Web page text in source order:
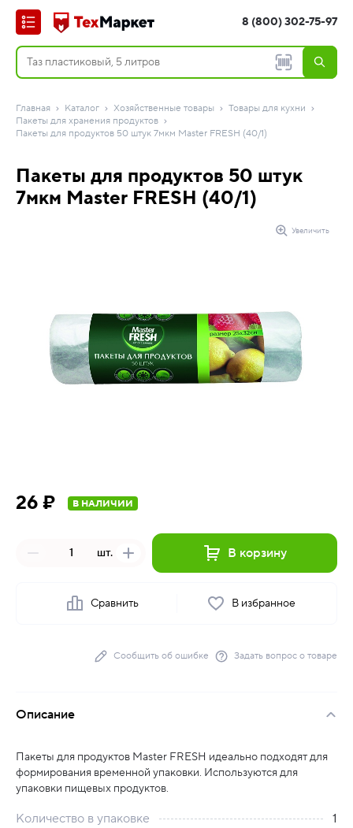
8 (800) 302-75-97
Главная Каталог Хозяйственные товары
Товары для кухни
Пакеты для хранения продуктов
Пакеты для продуктов 50 штук 7мкм Master FRESH (40/1)
Пакеты для продуктов 50 штук
7мкм Master FRESH (40/1)
Увеличить
26 ₽ В НАЛИЧИИ
шт. В корзину
Сравнить В избранное
Сообщить об ошибке Задать вопрос о товаре
Описание
Пакеты для продуктов Master FRESH идеально подходят для
формирования временной упаковки. Используются для
упаковки пищевых продуктов.
Количество в упаковке
1